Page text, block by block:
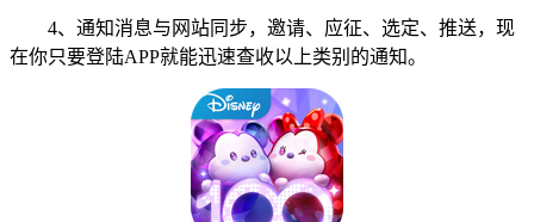
4、通知消息与网站同步，邀请、应征、选定、推送，现
在你只要登陆APP就能迅速查收以上类别的通知。